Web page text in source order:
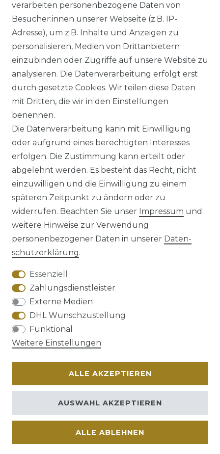
Ähnlicher Artikel
Venti - Modern Fit - Herren
Langarm Business Hemd
(144262600)
UVP 49,99 €
ab 47,99 € *
inkl. ges. MwSt. Versandkosten
Impressum Daten­schutz­erklärung
AGB Barrierefreiheitserklärung
Widerrufs­recht
© Copyright 2026 | Alle Rechte vorbehalten.
verarbeiten personenbezogene Daten von
Besucher:innen unserer Webseite (z.B. IP-
Adresse), um z.B. Inhalte und Anzeigen zu
personalisieren, Medien von Drittanbietern
einzubinden oder Zugriffe auf unsere Website zu
analysieren. Die Datenverarbeitung erfolgt erst
durch gesetzte Cookies. Wir teilen diese Daten
mit Dritten, die wir in den Einstellungen
benennen.
Die Datenverarbeitung kann mit Einwilligung
oder aufgrund eines berechtigten Interesses
erfolgen. Die Zustimmung kann erteilt oder
abgelehnt werden. Es besteht das Recht, nicht
einzuwilligen und die Einwilligung zu einem
späteren Zeitpunkt zu ändern oder zu
widerrufen. Beachten Sie unser Impressum und
weitere Hinweise zur Verwendung
personenbezogener Daten in unserer Daten­
schutz­erklärung.
Essenziell
Zahlungsdienstleister
Externe Medien
DHL Wunschzustellung
Funktional
Weitere Einstellungen
ALLE AKZEPTIEREN
ALLE ABLEHNEN
AUSWAHL AKZEPTIEREN